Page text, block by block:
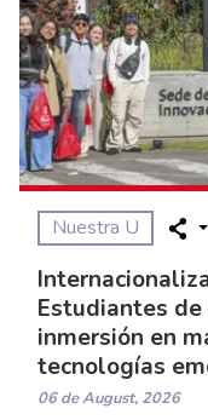
Nuestra U
Estudiantes de
inmersión en
tecnologías
06 de August, 2026